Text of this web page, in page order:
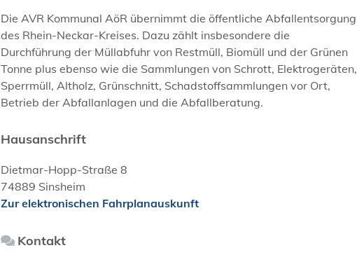
Die AVR Kommunal AöR übernimmt die öffentliche Abfallentsorgung
des Rhein-Neckar-Kreises. Dazu zählt insbesondere die
Durchführung der Müllabfuhr von Restmüll, Biomüll und der Grünen
Tonne plus ebenso wie die Sammlungen von Schrott, Elektrogeräten,
Sperrmüll, Altholz, Grünschnitt, Schadstoffsammlungen vor Ort,
Betrieb der Abfallanlagen und die Abfallberatung.
Hausanschrift
Dietmar-Hopp-Straße 8
74889 Sinsheim
Zur elektronischen Fahrplanauskunft
Kontakt